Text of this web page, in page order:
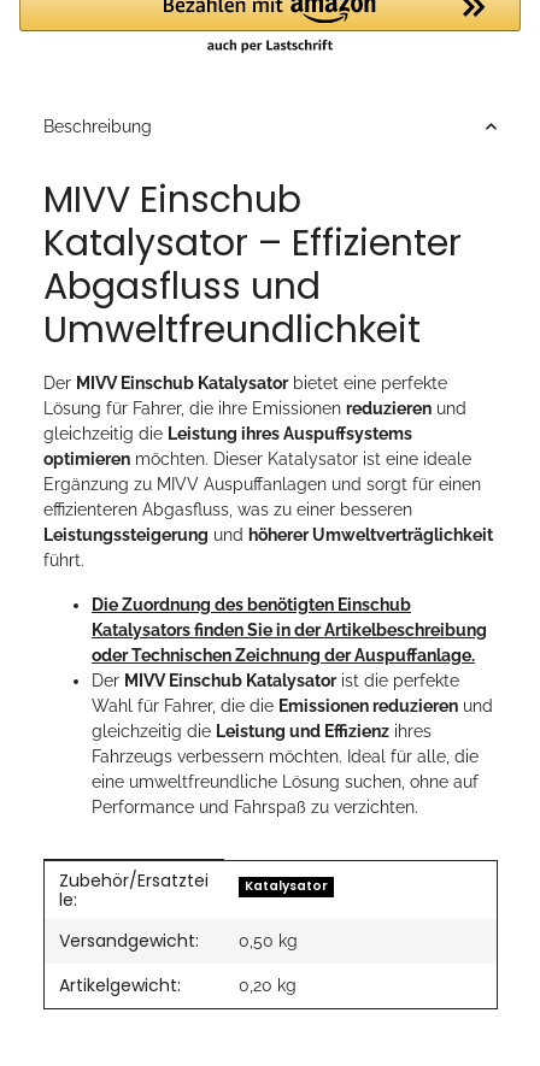
Beschreibung
MIVV Einschub
Katalysator – Effizienter
Abgasfluss und
Umweltfreundlichkeit
Der MIVV Einschub Katalysatorbietet eine perfekte
Lösung für Fahrer, die ihre Emissionen reduzieren und
gleichzeitig die Leistung ihres Auspuffsystems
optimieren möchten. Dieser Katalysator ist eine ideale
Ergänzung zu MIVV Auspuffanlagen und sorgt für einen
effizienteren Abgasfluss, was zu einer besseren
Leistungssteigerung und höherer Umweltverträglichkeit
führt.
Die Zuordnung des benötigten Einschub
Katalysators finden Sie in der Artikelbeschreibung
oder Technischen Zeichnung der Auspuffanlage.
Der MIVV Einschub Katalysatorist die perfekte
Wahl für Fahrer, die die Emissionen reduzieren und
gleichzeitig die Leistung und Effizienz ihres
Fahrzeugs verbessern möchten. Ideal für alle, die
eine umweltfreundliche Lösung suchen, ohne auf
Performance und Fahrspaß zu verzichten.
Produkteigenschaft
Wert
Zubehör/Ersatztei
le:
Katalysator
Versandgewicht: 0,50 kg
Artikelgewicht: 0,20 kg